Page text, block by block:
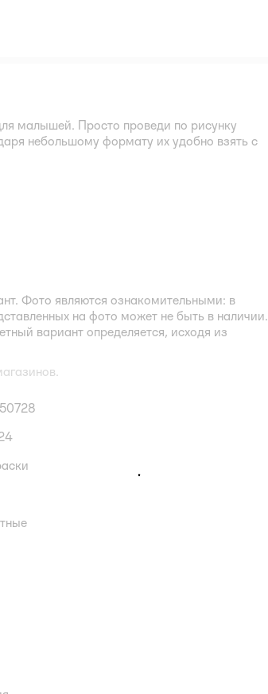
малышей. Просто проведи по рисунку
небольшому формату их удобно взять с
Фото являются ознакомительными: в
на фото может не быть в наличии.
вариант определяется, исходя из